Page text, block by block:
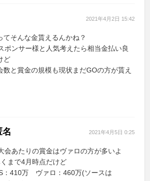
2021年4月2日 15:42
てそんな金貰えるんかね？
ポンサー様と人気考えたら相当金払い良
ど
数と賞金の規模も現状まだGOの方が貰え
名 2021年4月5日 0:25
会あたりの賞金はヴァロの方が多いよ
まで4月時点だけど
：410万 ヴァロ：460万(ソースは